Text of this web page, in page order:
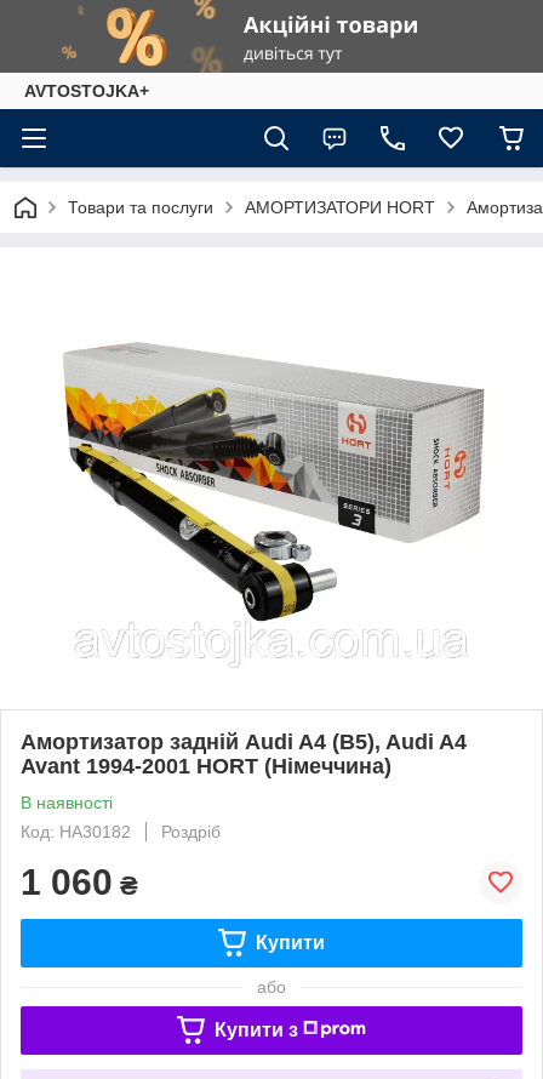
AVTOSTOJKA+
Товари та послуги АМОРТИЗАТОРИ HORT
Амортизатор задній Audi A4 (B5), Audi A4
Avant 1994-2001 HORT (Німеччина)
В наявності
Код: HA30182
Роздріб
1 060 ₴
Купити
або
Купити з